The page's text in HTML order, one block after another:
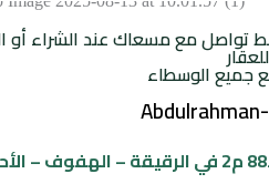
تواصل مع مسعاك عند الشراء أو
للعقار
جميع الوسطاء